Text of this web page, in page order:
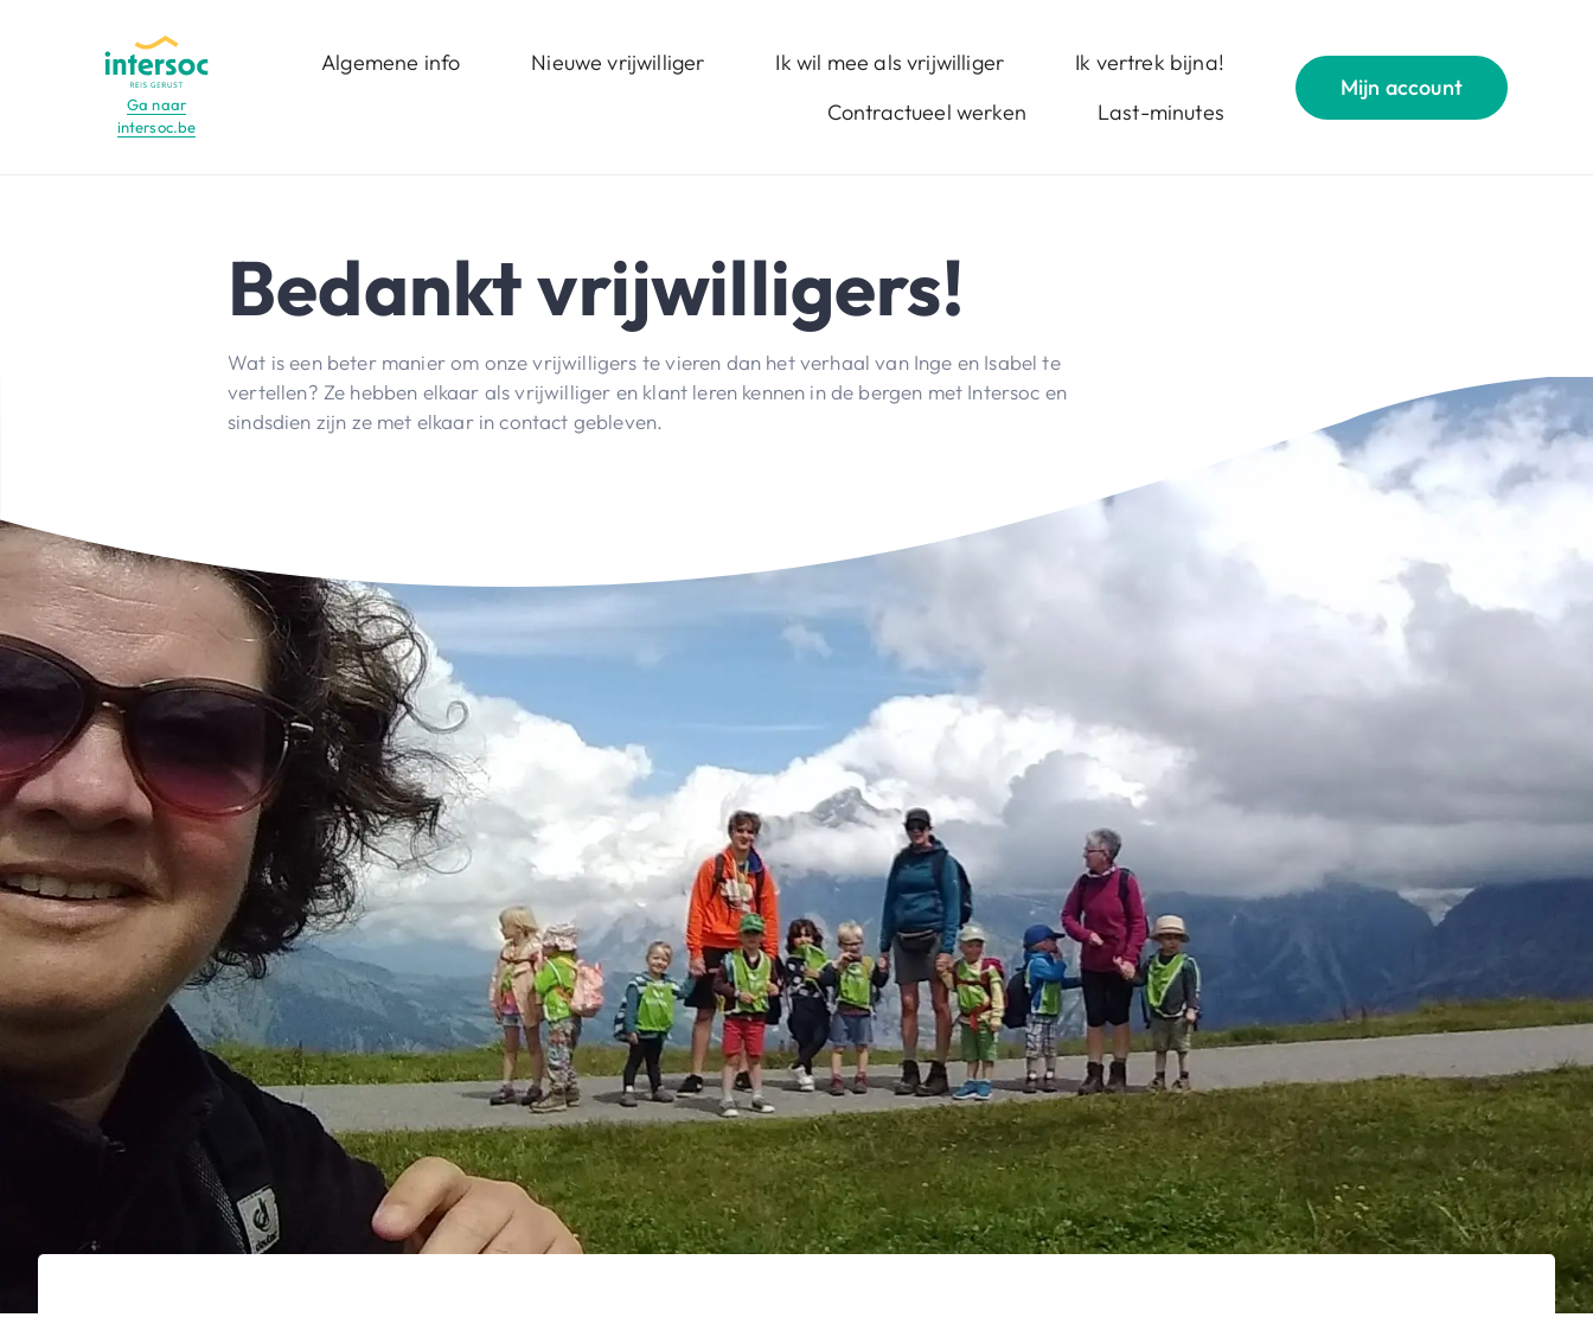
Ga naar
intersoc.be
Algemene info
Functies
Reisdata
infomomenten en
Voordelen?
Wat meenemen?
Samenwerking stagescholen
Nieuwe vrijwilliger Ik wil mee als vrijwilliger
Ik vertrek bijna!
Contractueel werken
Last-minutes
Mijn account
Bedankt vrijwilligers!
Wat is een beter manier om onze vrijwilligers te vieren dan het verhaal van Inge en Isabel te
vertellen? Ze hebben elkaar als vrijwilliger en klant leren kennen in de bergen met Intersoc en
sindsdien zijn ze met elkaar in contact gebleven.